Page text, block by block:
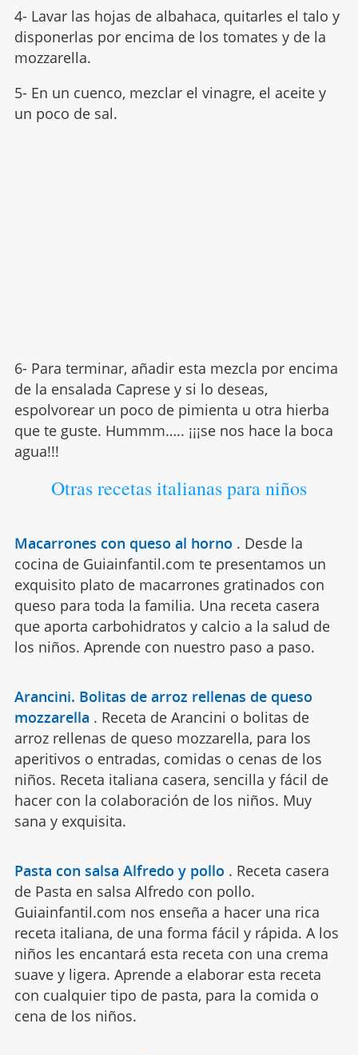
4- Lavar las hojas de albahaca, quitarles el talo y
disponerlas por encima de los tomates y de la
mozzarella.
5- En un cuenco, mezclar el vinagre, el aceite y
un poco de sal.
6- Para terminar, añadir esta mezcla por encima
de la ensalada Caprese y si lo deseas,
espolvorear un poco de pimienta u otra hierba
que te guste. Hummm….. ¡¡¡se nos hace la boca
agua!!!
Otras recetas italianas para niños
Macarrones con queso al horno . Desde la
cocina de Guiainfantil.com te presentamos un
exquisito plato de macarrones gratinados con
queso para toda la familia. Una receta casera
que aporta carbohidratos y calcio a la salud de
los niños. Aprende con nuestro paso a paso.
Arancini. Bolitas de arroz rellenas de queso
mozzarella . Receta de Arancini o bolitas de
arroz rellenas de queso mozzarella, para los
aperitivos o entradas, comidas o cenas de los
niños. Receta italiana casera, sencilla y fácil de
hacer con la colaboración de los niños. Muy
sana y exquisita.
Pasta con salsa Alfredo y pollo . Receta casera
de Pasta en salsa Alfredo con pollo.
Guiainfantil.com nos enseña a hacer una rica
receta italiana, de una forma fácil y rápida. A los
niños les encantará esta receta con una crema
suave y ligera. Aprende a elaborar esta receta
con cualquier tipo de pasta, para la comida o
cena de los niños.